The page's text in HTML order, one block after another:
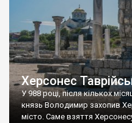
Херсонес
У 988 році, після кількох
князь Володимир захопив
місто. Саме взяття